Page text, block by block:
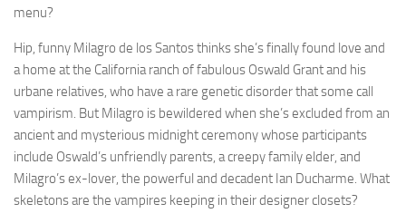
menu?
Hip, funny Milagro de los Santos thinks she’s finally found love and
a home at the California ranch of fabulous Oswald Grant and his
urbane relatives, who have a rare genetic disorder that some call
vampirism. But Milagro is bewildered when she’s excluded from an
ancient and mysterious midnight ceremony whose participants
include Oswald’s unfriendly parents, a creepy family elder, and
Milagro’s ex-lover, the powerful and decadent Ian Ducharme. What
skeletons are the vampires keeping in their designer closets?